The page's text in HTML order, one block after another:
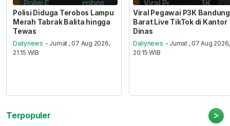
Polisi Diduga Terobos Lampu
Merah Tabrak Balita hingga
Tewas
Dailynews - Jumat , 07 Aug 2026,
21:15 WIB
Viral Pegawai P3K Bandung
Barat Live TikTok di Kantor
Dinas
Dailynews - Jumat , 07 Aug 2026,
20:15 WIB
Terpopuler >